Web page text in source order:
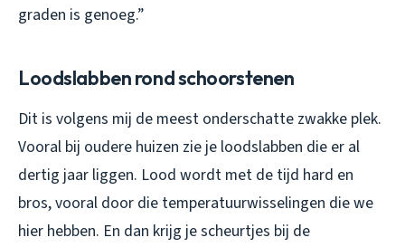
graden is genoeg.”
Loodslabben rond schoorstenen
Dit is volgens mij de meest onderschatte zwakke plek.
Vooral bij oudere huizen zie je loodslabben die er al
dertig jaar liggen. Lood wordt met de tijd hard en
bros, vooral door die temperatuurwisselingen die we
hier hebben. En dan krijg je scheurtjes bij de